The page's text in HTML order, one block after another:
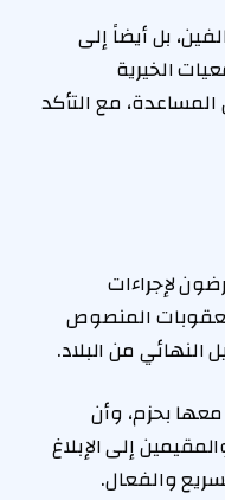
بل أيضاً إلى
الخيرية
مع التأكد
لإجراءات
المنصوص
من البلاد.
بحزم، وأن
إلى الإبلاغ
والفعال.